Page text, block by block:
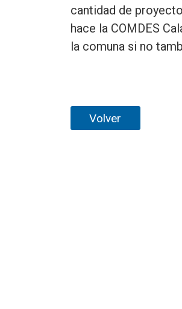
cantidad de
hace la COMDES
la comuna si no
Volver